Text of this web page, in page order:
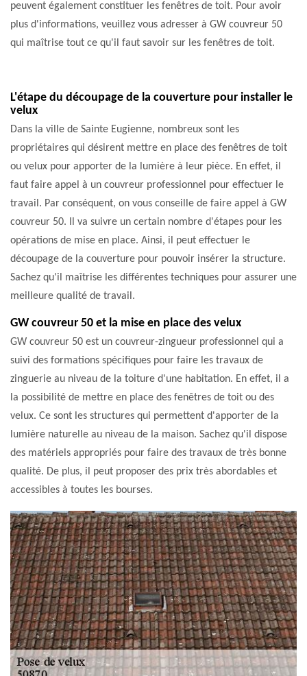
peuvent également constituer les fenêtres de toit. Pour avoir
plus d'informations, veuillez vous adresser à GW couvreur 50
qui maîtrise tout ce qu'il faut savoir sur les fenêtres de toit.
L'étape du découpage de la couverture pour installer le
velux
Dans la ville de Sainte Eugienne, nombreux sont les
propriétaires qui désirent mettre en place des fenêtres de toit
ou velux pour apporter de la lumière à leur pièce. En effet, il
faut faire appel à un couvreur professionnel pour effectuer le
travail. Par conséquent, on vous conseille de faire appel à GW
couvreur 50. Il va suivre un certain nombre d'étapes pour les
opérations de mise en place. Ainsi, il peut effectuer le
découpage de la couverture pour pouvoir insérer la structure.
Sachez qu'il maîtrise les différentes techniques pour assurer une
meilleure qualité de travail.
GW couvreur 50 et la mise en place des velux
GW couvreur 50 est un couvreur-zingueur professionnel qui a
suivi des formations spécifiques pour faire les travaux de
zinguerie au niveau de la toiture d'une habitation. En effet, il a
la possibilité de mettre en place des fenêtres de toit ou des
velux. Ce sont les structures qui permettent d'apporter de la
lumière naturelle au niveau de la maison. Sachez qu'il dispose
des matériels appropriés pour faire des travaux de très bonne
qualité. De plus, il peut proposer des prix très abordables et
accessibles à toutes les bourses.